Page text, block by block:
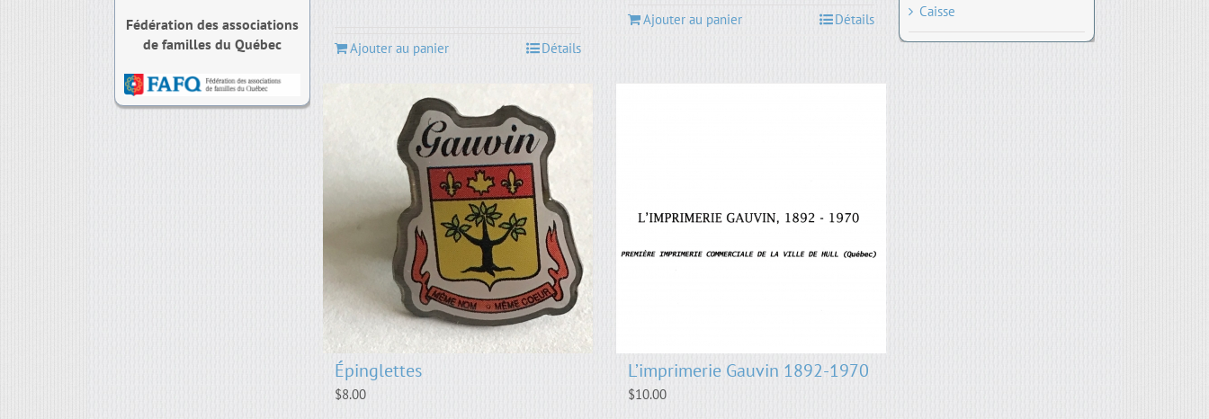
Ajouter au panier Détails
Ajouter au panier Détails
Épinglettes
$8.00
L’imprimerie Gauvin 1892-1970
$10.00
Fédération des associations
de familles du Québec
Caisse